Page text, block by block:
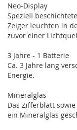
Neo-Display
Speziell
Zeiger leuchten in
zuvor einer
3 Jahre - 1 Batterie
Ca. 3 Jahre lang
Energie.
Mineralglas
Das Zifferblatt
ein Mineralglas